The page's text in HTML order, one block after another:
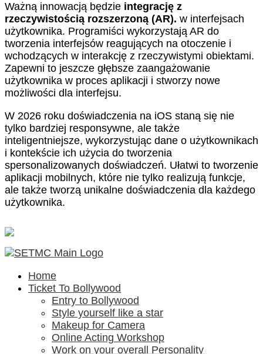
Ważną innowacją będzie integrację z
rzeczywistością rozszerzoną (AR). w interfejsach
użytkownika. Programiści wykorzystają AR do
tworzenia interfejsów reagujących na otoczenie i
wchodzących w interakcję z rzeczywistymi obiektami.
Zapewni to jeszcze głębsze zaangażowanie
użytkownika w proces aplikacji i stworzy nowe
możliwości dla interfejsu.
W 2026 roku doświadczenia na iOS staną się nie
tylko bardziej responsywne, ale także
inteligentniejsze, wykorzystując dane o użytkownikach
i kontekście ich użycia do tworzenia
spersonalizowanych doświadczeń. Ułatwi to tworzenie
aplikacji mobilnych, które nie tylko realizują funkcje,
ale także tworzą unikalne doświadczenia dla każdego
użytkownika.
Home
Ticket To Bollywood
Entry to Bollywood
Style yourself like a star
Makeup for Camera
Online Acting Workshop
Work on your overall Personality